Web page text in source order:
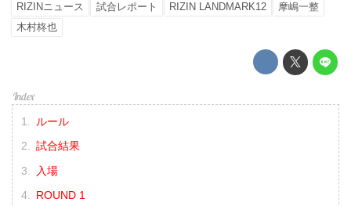
RIZINニュース 試合レポート RIZIN LANDMARK12
摩嶋一整
木村柊也
ルール
試合結果
入場
ROUND 1